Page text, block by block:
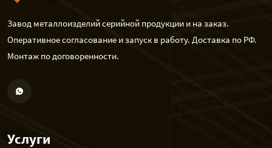
Завод металлоизделий серийной продукции и на заказ.
Оперативное согласование и запуск в работу. Доставка по РФ.
Монтаж по договоренности.
Услуги